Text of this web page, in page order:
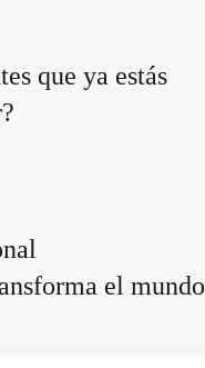
que ya estás
el